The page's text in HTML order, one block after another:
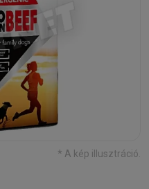
* A kép illusztráció.